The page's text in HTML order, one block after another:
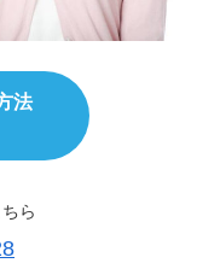
法
ら